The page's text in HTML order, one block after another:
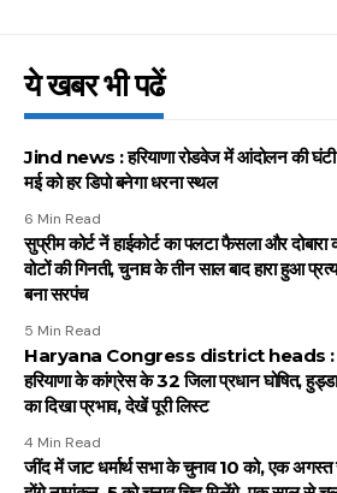
ये खबर भी पढें
Jind news : हरियाणा रोडवेज में आंदोलन की
मई को हर डिपो बनेगा धरना स्थल
6 Min Read
सुप्रीम कोर्ट नें हाईकोर्ट का पलटा फैसला और दोबारा
वोटों की गिनती, चुनाव के तीन साल बाद हारा हुआ
बना सरपंच
5 Min Read
Haryana Congress district heads :
हरियाणा के कांग्रेस के 32 जिला प्रधान घोषित,
का दिखा प्रभाव, देखें पूरी लिस्ट
4 Min Read
जींद में जाट धर्मार्थ सभा के चुनाव 10 को, एक